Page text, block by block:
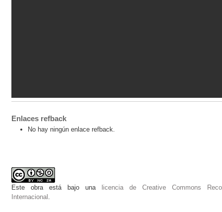
Enlaces refback
No hay ningún enlace refback.
Este obra está bajo una
licencia de Creative Commons
Internacional